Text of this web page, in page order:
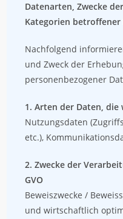
Datenarten, Zwecke
Kategorien betroffener
Nachfolgend
und Zweck der
personenbezogener
1. Arten der Daten,
Nutzungsdaten
etc.),
2. Zwecke der
GVO
Beweiszwecke /
und wirtschaftlich